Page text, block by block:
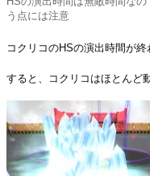
う点には注意
コクリコのHSの演出時間が
すると、コクリコはほとんど